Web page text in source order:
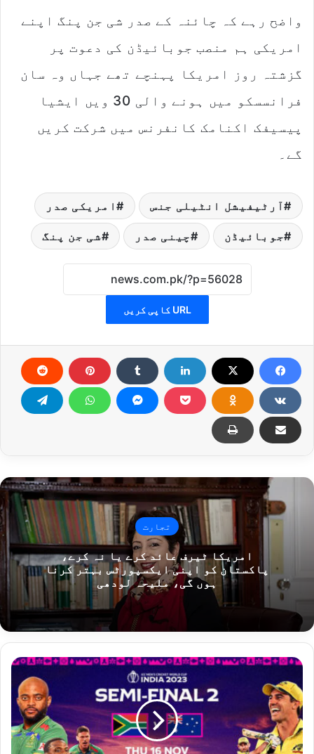
واضح رہے کہ چائنہ کے صدر شی جن پنگ اپنے
امریکی ہم منصب جوبائیڈن کی دعوت پر
گزشتہ روز امریکا پہنچے تھے جہاں وہ سان
فرانسسکو میں ہونے والی 30 ویں ایشیا
پیسیفک اکنامک کانفرنس میں شرکت کریں
گے۔
آرٹیفیشل انٹیلی جنس امریکی صدر
جوبائیڈن چینی صدر شی جن پنگ
URL کاپی کریں
تجارت
امریکا ٹیرف عائد کرے یا نہ کرے،
پاکستان کو اپنی ایکسپورٹس بہتر کرنا
ہوں گی، ملیحہ لودھی
و
ل
ڈ
ک
پ